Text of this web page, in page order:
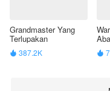
Grandmaster Yang
Terlupakan
 387.2K 